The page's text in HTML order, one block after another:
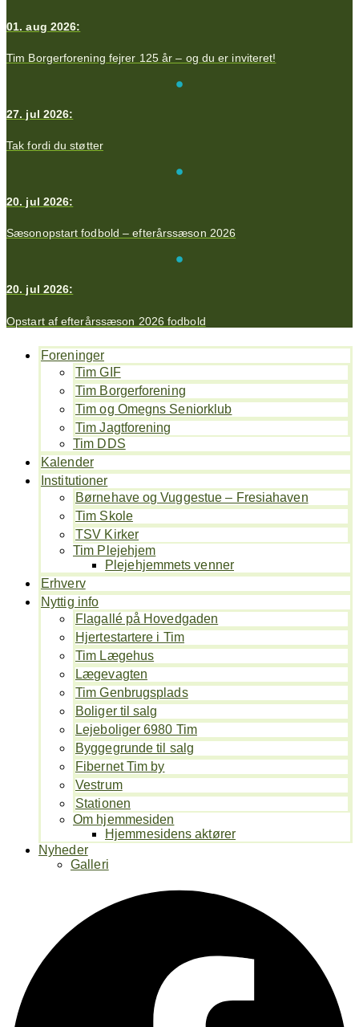
01. aug 2026:
Tim Borgerforening fejrer 125 år – og du er inviteret!
27. jul 2026:
Tak fordi du støtter
20. jul 2026:
Sæsonopstart fodbold – efterårssæson 2026
20. jul 2026:
Opstart af efterårssæson 2026 fodbold
Foreninger
Tim GIF
Tim Borgerforening
Tim og Omegns Seniorklub
Tim Jagtforening
Tim DDS
Kalender
Institutioner
Børnehave og Vuggestue – Fresiahaven
Tim Skole
TSV Kirker
Tim Plejehjem
Plejehjemmets venner
Erhverv
Nyttig info
Flagallé på Hovedgaden
Hjertestartere i Tim
Tim Lægehus
Lægevagten
Tim Genbrugsplads
Boliger til salg
Lejeboliger 6980 Tim
Byggegrunde til salg
Fibernet Tim by
Vestrum
Stationen
Om hjemmesiden
Hjemmesidens aktører
Nyheder
Galleri